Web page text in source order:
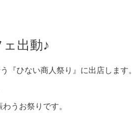
出動♪
ひない商人祭り』に出店します。
うお祭りです。